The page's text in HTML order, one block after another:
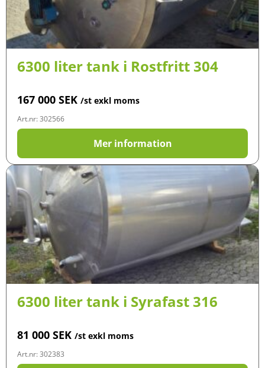
6300 liter tank i Rostfritt 304
167 000 SEK /st exkl moms
Art.nr: 302566
Mer information
6300 liter tank i Syrafast 316
81 000 SEK /st exkl moms
Art.nr: 302383